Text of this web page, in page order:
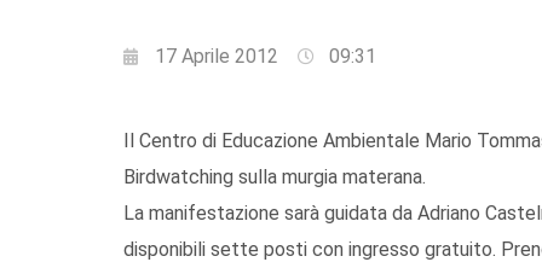
17 Aprile 2012 09:31
Il Centro di Educazione Ambientale Mario
Birdwatching sulla murgia materana.
La manifestazione sarà guidata da Adriano
disponibili sette posti con ingresso gratuito.